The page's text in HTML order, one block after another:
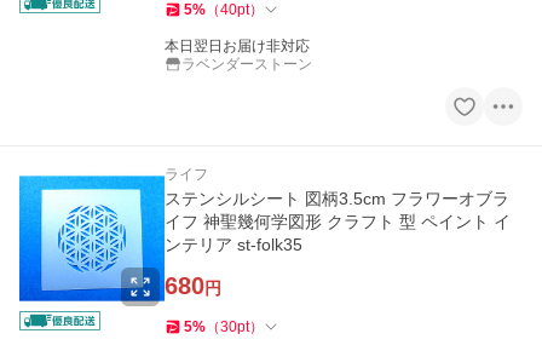
5% （40pt）
本日翌日お届け非対応
ラベンダーストーン
ライフ
ステンシルシート 図柄3.5cm フラワーオブラ
イフ 神聖幾何学図形 クラフト 型 ペイント イ
ンテリア st-folk35
680円
5% （30pt）